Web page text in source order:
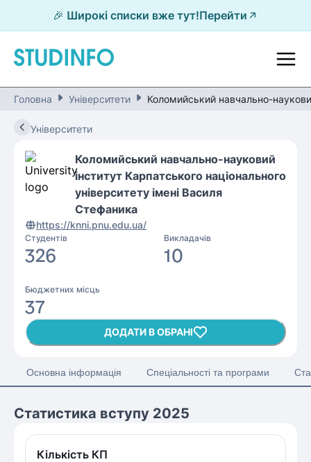
🎉 Широкі списки вже тут!Перейти
Головна Університети Коломийський навчально-
Університети
Коломийський навчально-науковий
інститут Карпатського національного
університету імені Василя
Стефаника
https://knni.pnu.edu.ua/
Студентів
326
Викладачів
10
Бюджетних місць
37
ДОДАТИ В ОБРАНІ
Основна інформація Спеціальності та програми
Статистика вступу 2025
Кількість КП